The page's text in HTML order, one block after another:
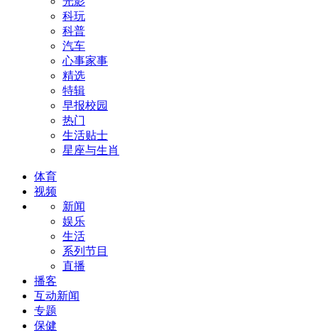
科玩
科普
汽车
心事家事
精选
特辑
早报校园
热门
生活贴士
星座与生肖
体育
视频
新闻
娱乐
生活
系列节目
直播
播客
互动新闻
专题
保健